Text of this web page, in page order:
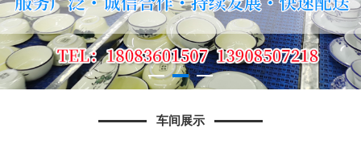
车间展示
车间展示
产品展示
消毒流程